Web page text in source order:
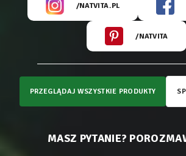
/NATVITA.PL
/NATVITA
PRZEGLĄDAJ WSZYSTKIE PRODUKTY
MASZ PYTANIE?